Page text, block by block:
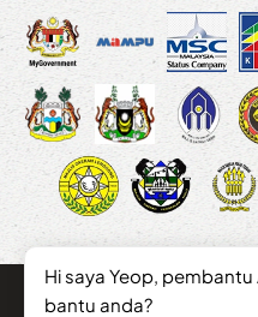
Hi saya Yeop, pembantu
bantu anda?